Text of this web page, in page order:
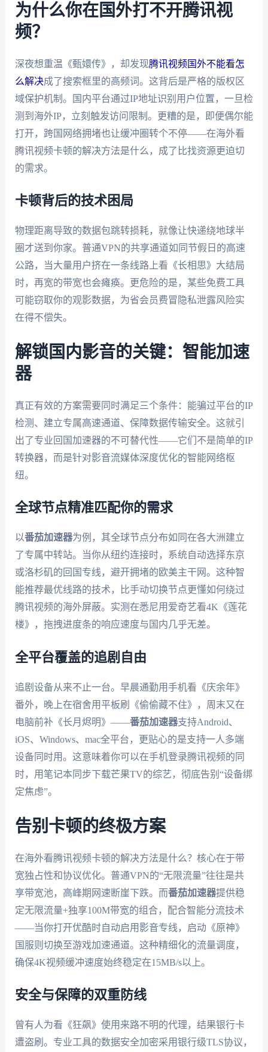
为什么你在国外打不开腾讯视
频？
深夜想重温《甄嬛传》，却发现腾讯视频国外不能看怎
么解决成了搜索框里的高频词。这背后是严格的版权区
域保护机制。国内平台通过IP地址识别用户位置，一旦检
测到海外IP，立刻触发访问限制。更糟的是，即便偶尔能
打开，跨国网络拥堵也让缓冲圈转个不停——在海外看
腾讯视频卡顿的解决方法是什么，成了比找资源更迫切
的需求。
卡顿背后的技术困局
物理距离导致的数据包跳转损耗，就像让快递绕地球半
圈才送到你家。普通VPN的共享通道如同节假日的高速
公路，当大量用户挤在一条线路上看《长相思》大结局
时，再宽的带宽也会瘫痪。更危险的是，某些免费工具
可能窃取你的观影数据，为省会员费冒隐私泄露风险实
在得不偿失。
解锁国内影音的关键：智能加速
器
真正有效的方案需要同时满足三个条件：能骗过平台的IP
检测、建立专属高速通道、保障数据传输安全。这就引
出了专业回国加速器的不可替代性——它们不是简单的IP
转换器，而是针对影音流媒体深度优化的智能网络枢
纽。
全球节点精准匹配你的需求
以番茄加速器为例，其全球节点分布如同在各大洲建立
了专属中转站。当你从纽约连接时，系统自动选择东京
或洛杉矶的回国专线，避开拥堵的欧美主干网。这种智
能推荐最优线路的技术，比手动切换节点更懂如何绕过
腾讯视频的海外屏蔽。实测在悉尼用爱奇艺看4K《莲花
楼》，拖拽进度条的响应速度与国内几乎无差。
全平台覆盖的追剧自由
追剧设备从来不止一台。早晨通勤用手机看《庆余年》
番外，晚上在宿舍用平板刷《偷偷藏不住》，周末又在
电脑前补《长月烬明》——番茄加速器支持Android、
iOS、Windows、mac全平台，更贴心的是支持一人多端
设备同时用。这意味着你可以在手机登录腾讯视频的同
时，用笔记本同步下载芒果TV的综艺，彻底告别“设备绑
定焦虑”。
告别卡顿的终极方案
在海外看腾讯视频卡顿的解决方法是什么？核心在于带
宽独占性和协议优化。普通VPN的“无限流量”往往是共
享带宽池，高峰期网速断崖下跌。而番茄加速器提供稳
定无限流量+独享100M带宽的组合，配合智能分流技术
——当你打开优酷时自动启用影音专线，启动《原神》
国服则切换至游戏加速通道。这种精细化的流量调度，
确保4K视频缓冲速度始终稳定在15MB/s以上。
安全与保障的双重防线
曾有人为看《狂飙》使用来路不明的代理，结果银行卡
遭盗刷。专业工具的数据安全加密采用银行级TLS协议，